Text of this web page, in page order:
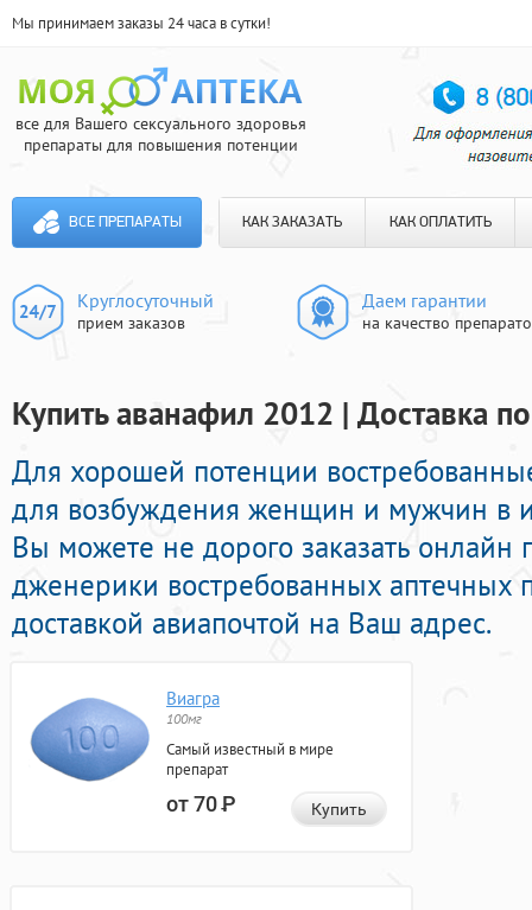
Мы принимаем заказы 24 часа в сутки!
все для Вашего сексуального здоровья
препараты для повышения потенции
ВСЕ ПРЕПАРАТЫ КАК ЗАКАЗАТЬ КАК ОПЛАТИТЬ
Круглосуточный
прием заказов
Даем гарантии
на качество
Купить аванафил 2012 | Доставка
Для хорошей потенции
для возбуждения женщин и мужчин в
Вы можете не дорого заказать
дженерики востребованных аптечных
доставкой авиапочтой на Ваш адрес.
Виагра
100мг
Самый известный в мире
препарат
от 70Р Купить